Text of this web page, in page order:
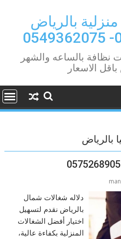
بالرياض
نظافة بالساعه والشهر
الاسعار
بالرياض
دلاله شغالات شمال
بالرياض نقدم لتسهيل
اختيار أفضل الشغالات
المنزلية بكفاءة عالية،